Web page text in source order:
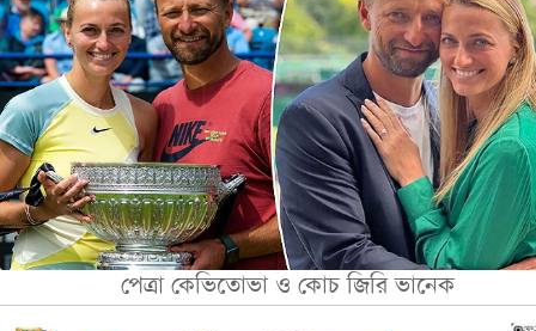
পেত্রা কেভিতোভা ও কোচ জিরি ভানেক